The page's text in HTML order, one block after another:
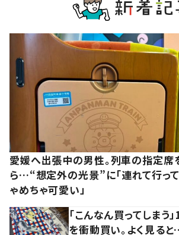
愛媛へ出張中の男性。列車の指定席
ら…“想定外の光景”に「連れて行って
ゃめちゃ可愛い」
「こんなん買ってしまう
を衝動買い。よく見る